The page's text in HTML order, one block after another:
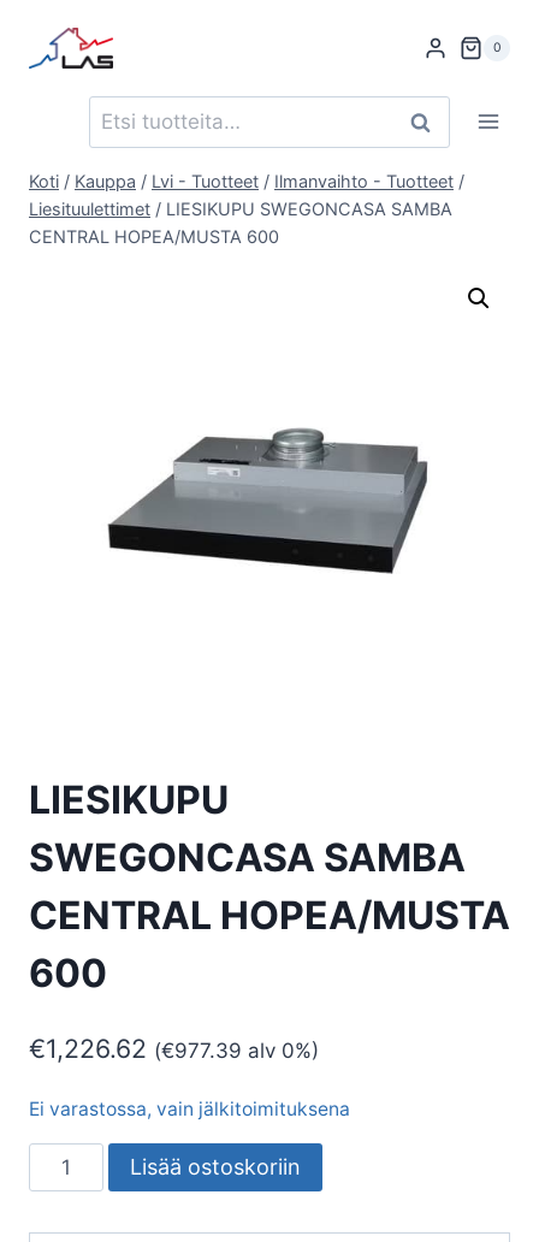
sisältöön
0
Etsi: Haku
Koti / Kauppa / Lvi - Tuotteet / Ilmanvaihto - Tuotteet /
Liesituulettimet / LIESIKUPU SWEGONCASA SAMBA
CENTRAL HOPEA/MUSTA 600
LIESIKUPU
SWEGONCASA SAMBA
CENTRAL HOPEA/MUSTA
600
€1,226.62 (€977.39 alv 0%)
Ei varastossa, vain jälkitoimituksena
LIESIKUPU
SWEGONCASA
Lisää ostoskoriin